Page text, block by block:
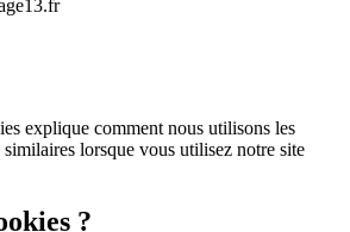
explique comment nous utilisons les
lorsque vous utilisez notre site
?